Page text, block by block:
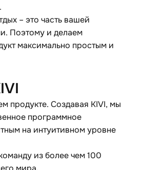
– это часть вашей
Поэтому и делаем
максимально простым и
продукте. Создавая KIVI, мы
программное
на интуитивном уровне
из более чем 100